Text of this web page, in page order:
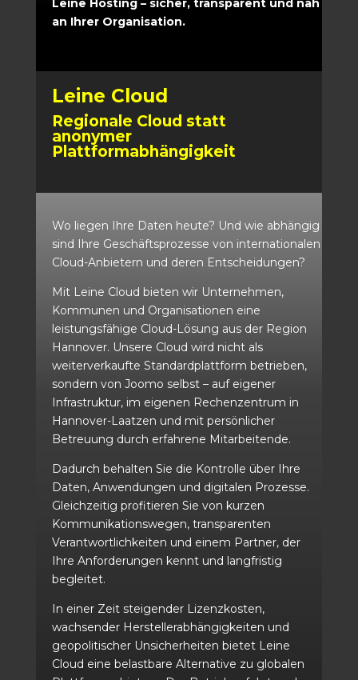
Leine Hosting – sicher, transparent und nah
an Ihrer Organisation.
Leine Cloud
Regionale Cloud statt
anonymer
Plattformabhängigkeit
Wo liegen Ihre Daten heute? Und wie abhängig
sind Ihre Geschäftsprozesse von internationalen
Cloud-Anbietern und deren Entscheidungen?
Mit Leine Cloud bieten wir Unternehmen,
Kommunen und Organisationen eine
leistungsfähige Cloud-Lösung aus der Region
Hannover. Unsere Cloud wird nicht als
weiterverkaufte Standardplattform betrieben,
sondern von Joomo selbst – auf eigener
Infrastruktur, im eigenen Rechenzentrum in
Hannover-Laatzen und mit persönlicher
Betreuung durch erfahrene Mitarbeitende.
Dadurch behalten Sie die Kontrolle über Ihre
Daten, Anwendungen und digitalen Prozesse.
Gleichzeitig profitieren Sie von kurzen
Kommunikationswegen, transparenten
Verantwortlichkeiten und einem Partner, der
Ihre Anforderungen kennt und langfristig
begleitet.
In einer Zeit steigender Lizenzkosten,
wachsender Herstellerabhängigkeiten und
geopolitischer Unsicherheiten bietet Leine
Cloud eine belastbare Alternative zu globalen